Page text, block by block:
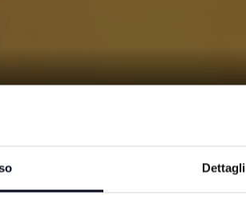
Dettagli
IN FESTA - 02/05/2025